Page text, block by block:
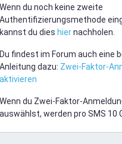
Wenn du noch keine zweite
Authentifizierungsmethode
kannst du dies hiernachholen.
Du findest im Forum auch eine
Anleitung dazu: Zwei-Faktor-
aktivieren
Wenn du Zwei-Faktor-
auswählst, werden pro SMS 10